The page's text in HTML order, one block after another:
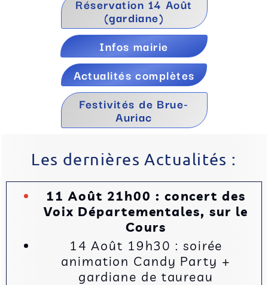
Réservation 14 Août
(gardiane)
Infos mairie
Actualités complètes
Festivités de Brue-
Auriac
Les dernières Actualités :
11 Août 21h00 : concert des
Voix Départementales, sur le
Cours
14 Août 19h30 : soirée
animation Candy Party +
gardiane de taureau